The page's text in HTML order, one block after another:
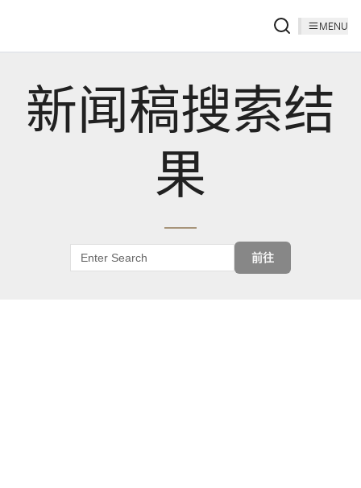
MENU
新闻稿搜索结
果
前往